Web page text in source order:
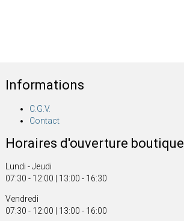
Informations
C.G.V.
Contact
Horaires d'ouverture boutique
Lundi - Jeudi
07:30 - 12:00 | 13:00 - 16:30
Vendredi
07:30 - 12:00 | 13:00 - 16:00